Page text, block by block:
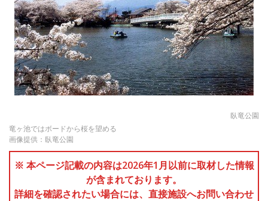
臥竜公園
竜ヶ池ではボードから桜を望める
画像提供：臥竜公園
※ 本ページ記載の内容は2026年1月以前に取材した情報
が含まれております。
詳細を確認されたい場合には、直接施設へお問い合わせ